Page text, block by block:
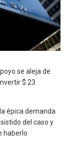
se aleja de
$ 23
épica demanda
del caso y
haberlo